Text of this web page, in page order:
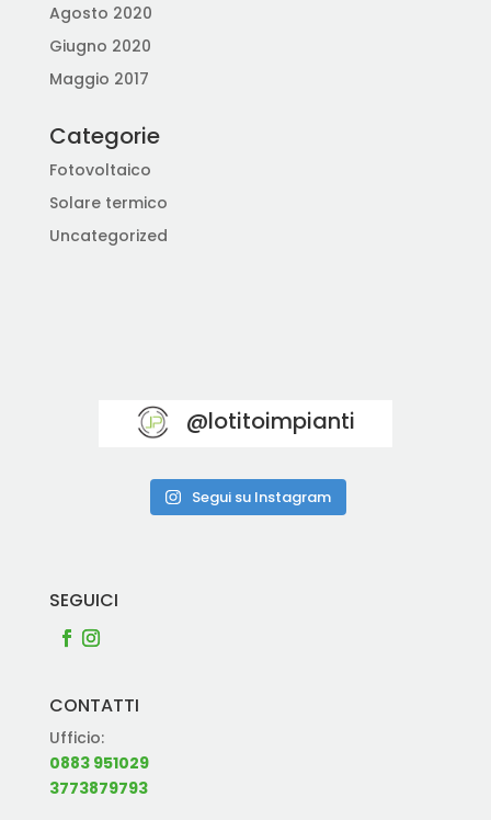
Agosto 2020
Giugno 2020
Maggio 2017
Categorie
Fotovoltaico
Solare termico
Uncategorized
@lotitoimpianti
Segui su Instagram
SEGUICI
CONTATTI
Ufficio:
0883 951029
3773879793